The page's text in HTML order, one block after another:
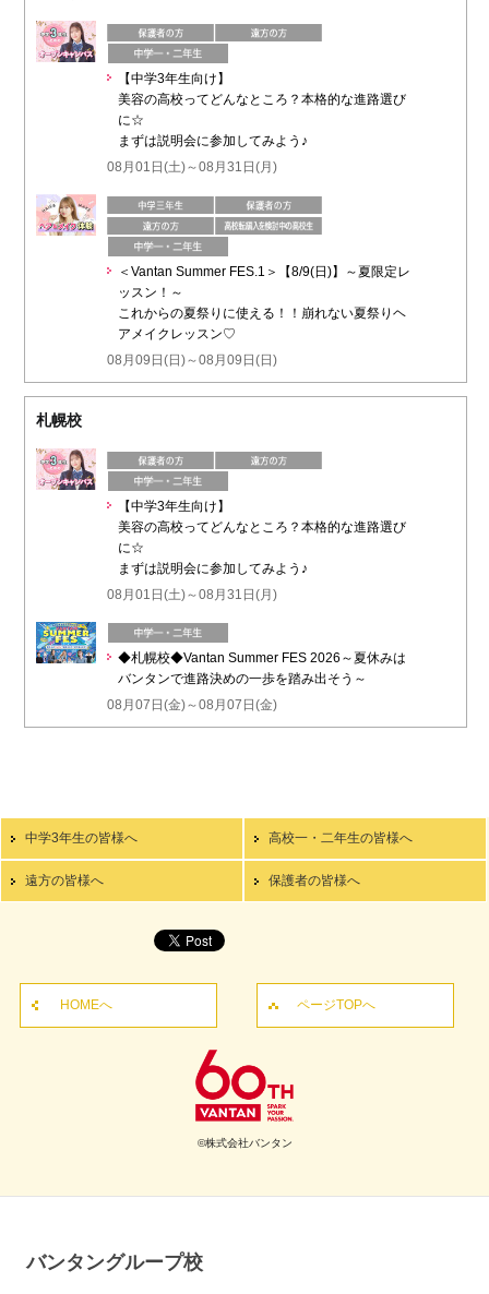
【中学3年生向け】
美容の高校ってどんなところ？本格的な進路選び
に☆
まずは説明会に参加してみよう♪
08月01日(土)～08月31日(月)
＜Vantan Summer FES.1＞【8/9(日)】～夏限定レ
ッスン！～
これからの夏祭りに使える！！崩れない夏祭りヘ
アメイクレッスン♡
08月09日(日)～08月09日(日)
札幌校
【中学3年生向け】
美容の高校ってどんなところ？本格的な進路選び
に☆
まずは説明会に参加してみよう♪
08月01日(土)～08月31日(月)
◆札幌校◆Vantan Summer FES 2026～夏休みは
バンタンで進路決めの一歩を踏み出そう～
08月07日(金)～08月07日(金)
中学3年生の皆様へ 高校一・二年生の皆様へ
遠方の皆様へ 保護者の皆様へ
HOMEへ ページTOPへ
©株式会社バンタン
バンタングループ校